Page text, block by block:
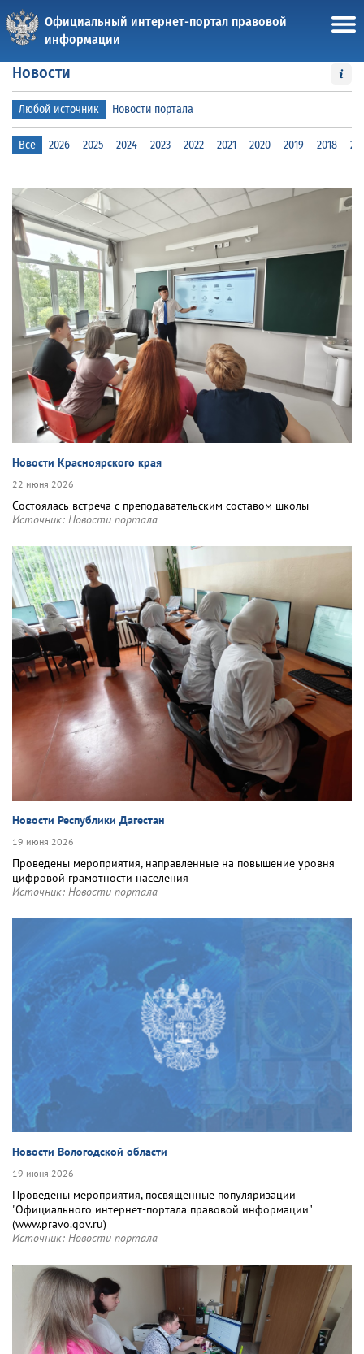
Официальный интернет-портал правовой
информации
Новости
Любой источник Новости портала
Все 2026 2025 2024 2023 2022 2021 2020 2019 2018
Новости Красноярского края
22 июня 2026
Состоялась встреча с преподавательским составом школы
Источник: Новости портала
Новости Республики Дагестан
19 июня 2026
Проведены мероприятия, направленные на повышение уровня
цифровой грамотности населения
Источник: Новости портала
Новости Вологодской области
19 июня 2026
Проведены мероприятия, посвященные популяризации
"Официального интернет‑портала правовой информации"
(www.pravo.gov.ru)
Источник: Новости портала